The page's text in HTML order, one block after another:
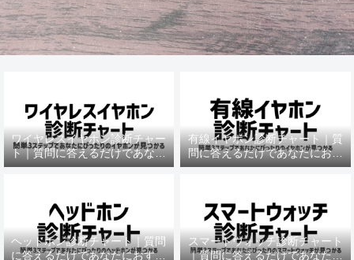
ワイヤレスイヤホン診断チャー
ト｜質問に答えるだけであなた
におすすめの機種がわかる
有線イヤホン診断チャート｜質
問に答えるだけであなたにおす
すめの機種がわかる
ヘッドホン診断チャート｜質問
に答えるだけであなたにおすす
スマートウォッチ診断チャート
｜質問に答えるだけであなたに